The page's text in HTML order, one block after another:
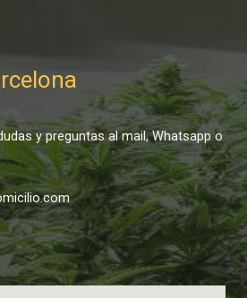
y preguntas al mail, Whatsapp o